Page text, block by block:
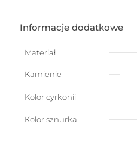
wybrać
Informacje dodatkowe
Materiał
Kamienie
Kolor cyrkonii
Kolor sznurka